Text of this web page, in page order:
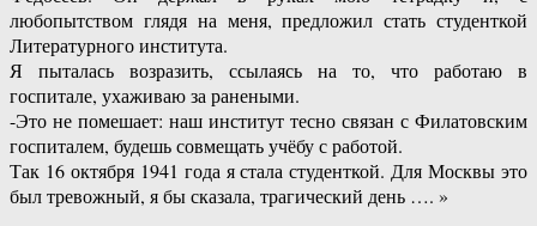
любопытством глядя на меня, предложил стать студенткой
Литературного института.
Я пыталась возразить, ссылаясь на то, что работаю в
госпитале, ухаживаю за ранеными.
-Это не помешает: наш институт тесно связан с Филатовским
госпиталем, будешь совмещать учёбу с работой.
Так 16 октября 1941 года я стала студенткой. Для Москвы это
был тревожный, я бы сказала, трагический день …. »